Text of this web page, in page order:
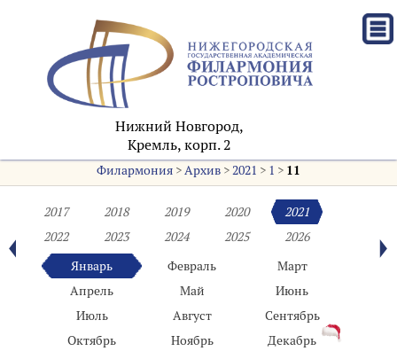
Нижний Новгород,
Кремль, корп. 2
Филармония>Архив>2021 > 1 > 11
2017 2018 2019 2020
2021
2022
2023 2024 2025
2026
Январь
Февраль
Март
Апрель
Май
Июнь
Июль
Август
Сентябрь
Октябрь
Ноябрь
Декабрь